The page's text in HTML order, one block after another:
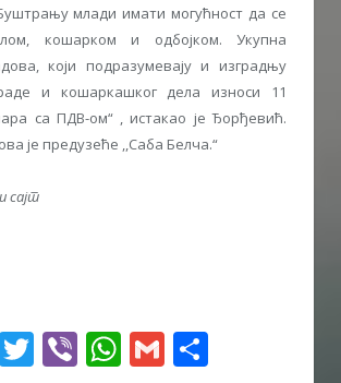
млади имати могућност да се
кошарком и одбојком. Укупна
који подразумевају и изградњу
и кошаркашког дела износи 11
са ПДВ-ом“ , истакао је Ђорђевић.
је предузеће ,,Саба Белча.“
сајт
Messenger
Twitter
ViberWhatsApp
Gmail